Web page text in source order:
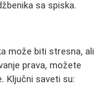
sa spiska.
može biti stresna, ali
prava, možete
Ključni saveti su: